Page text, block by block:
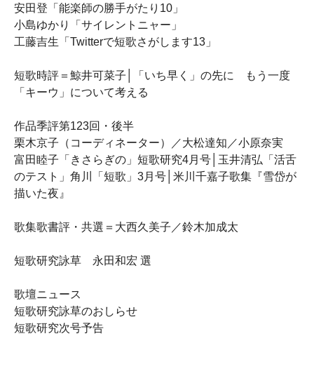
安田登「能楽師の勝手がたり10」
小島ゆかり「サイレントニャー」
工藤吉生「Twitterで短歌さがします13」
短歌時評＝鯨井可菜子│「いち早く」の先に もう一度
「キーウ」について考える
作品季評第123回・後半
栗木京子（コーディネーター）／大松達知／小原奈実
富田睦子「きさらぎの」短歌研究4月号│玉井清弘「活舌
のテスト」角川「短歌」3月号│米川千嘉子歌集『雪岱が
描いた夜』
歌集歌書評・共選＝大西久美子／鈴木加成太
短歌研究詠草 永田和宏 選
歌壇ニュース
短歌研究詠草のおしらせ
短歌研究次号予告